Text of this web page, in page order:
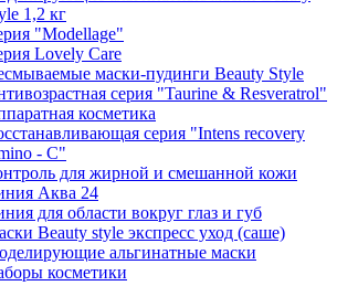
1,2 кг
"Modellage"
Lovely Care
маски-пудинги Beauty Style
серия "Taurine & Resveratrol"
косметика
серия "Intens recovery
- C"
для жирной и смешанной кожи
Аква 24
для области вокруг глаз и губ
Beauty style экспресс уход (саше)
альгинатные маски
косметики